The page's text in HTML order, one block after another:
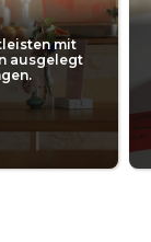
mit
ausgelegt